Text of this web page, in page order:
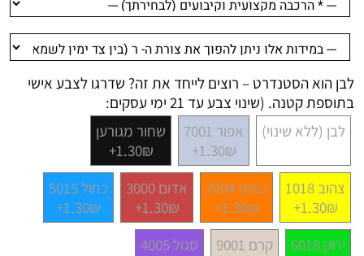
לבן הוא הסטנדרט – רוצים לייחד את זה? שדרגו לצבע אישי
בתוספת קטנה. (שינוי צבע עד 21 ימי עסקים:
לבן (ללא שינוי)
אפור 7001
1.30₪+
שחור מגורען
1.30₪+
צהוב 1018
1.30₪+
כתום 2004
1.30₪+
אדום 3000
1.30₪+
כחול 5015
1.30₪+
ירוק 6018
קרם 9001
סגול 4005